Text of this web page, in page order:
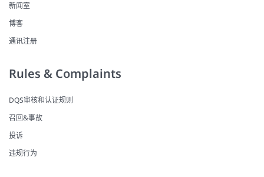
新闻室
博客
通讯注册
Rules & Complaints
DQS审核和认证规则
召回&事故
投诉
违规行为